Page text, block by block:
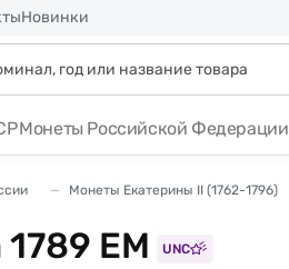
Новинки
Монеты Российской Федерации
Монеты Екатерины II (1762-1796)
1789 ЕМ UNC